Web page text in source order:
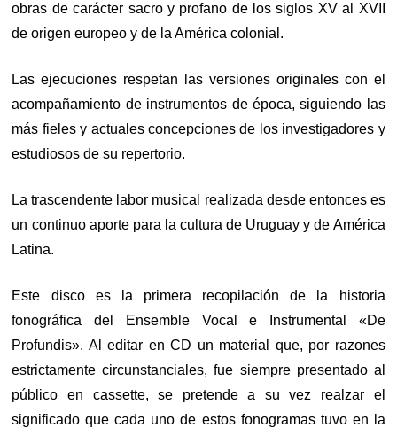
obras de carácter sacro y profano de los siglos XV al XVII
de origen europeo y de la América colonial.
Las ejecuciones respetan las versiones originales con el
acompañamiento de instrumentos de época, siguiendo las
más fieles y actuales concepciones de los investigadores y
estudiosos de su repertorio.
La trascendente labor musical realizada desde entonces es
un continuo aporte para la cultura de Uruguay y de América
Latina.
Este disco es la primera recopilación de la historia
fonográfica del Ensemble Vocal e Instrumental «De
Profundis». Al editar en CD un material que, por razones
estrictamente circunstanciales, fue siempre presentado al
público en cassette, se pretende a su vez realzar el
significado que cada uno de estos fonogramas tuvo en la